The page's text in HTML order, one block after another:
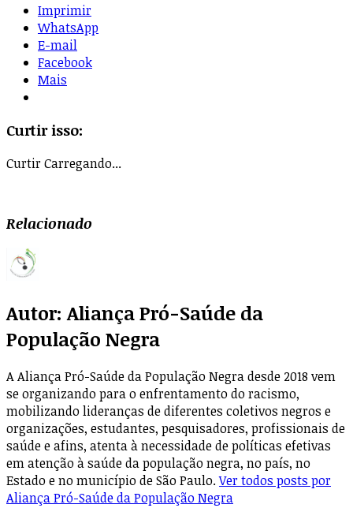
Imprimir
WhatsApp
E-mail
Facebook
Mais
Curtir isso:
CurtirCarregando...
Relacionado
Autor: Aliança Pró-Saúde da
População Negra
A Aliança Pró-Saúde da População Negra desde 2018 vem
se organizando para o enfrentamento do racismo,
mobilizando lideranças de diferentes coletivos negros e
organizações, estudantes, pesquisadores, profissionais de
saúde e afins, atenta à necessidade de políticas efetivas
em atenção à saúde da população negra, no país, no
Estado e no município de São Paulo.Ver todos posts por
Aliança Pró-Saúde da População Negra